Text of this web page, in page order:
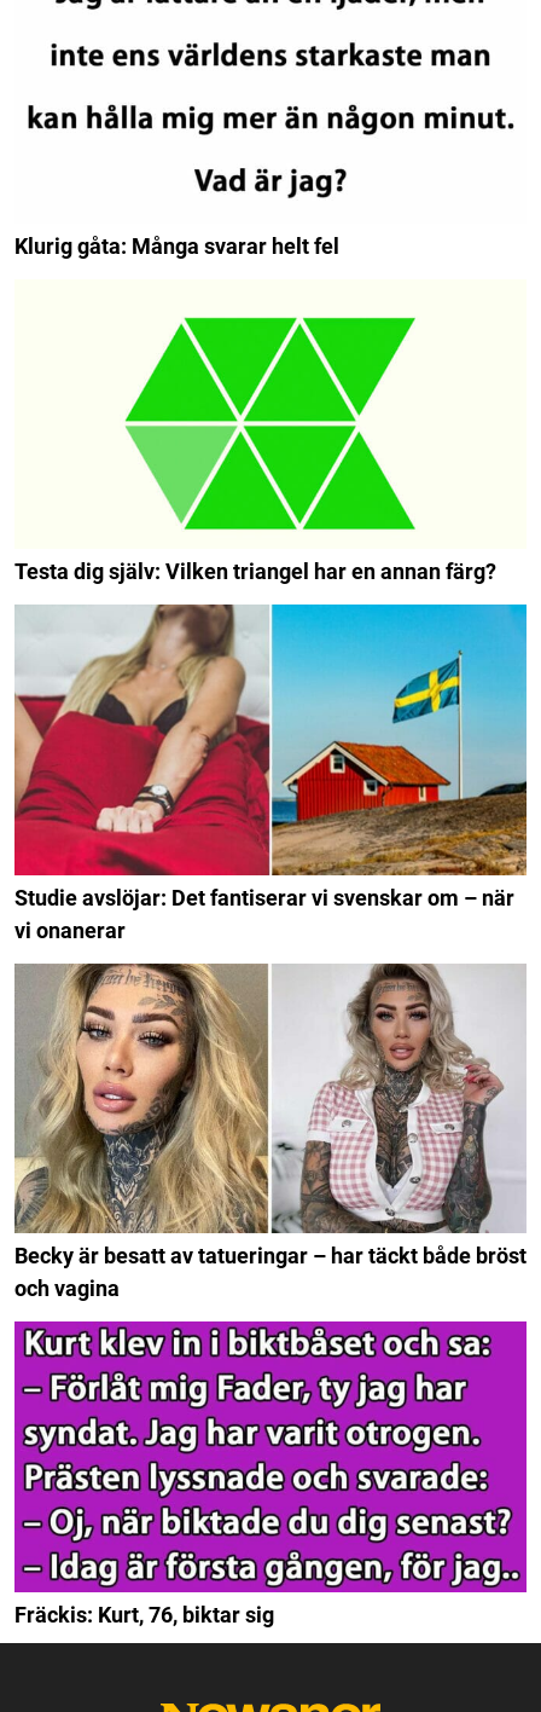
Klurig gåta: Många svarar helt fel
Testa dig själv: Vilken triangel har en annan färg?
Studie avslöjar: Det fantiserar vi svenskar om – när
vi onanerar
Becky är besatt av tatueringar – har täckt både bröst
och vagina
Fräckis: Kurt, 76, biktar sig